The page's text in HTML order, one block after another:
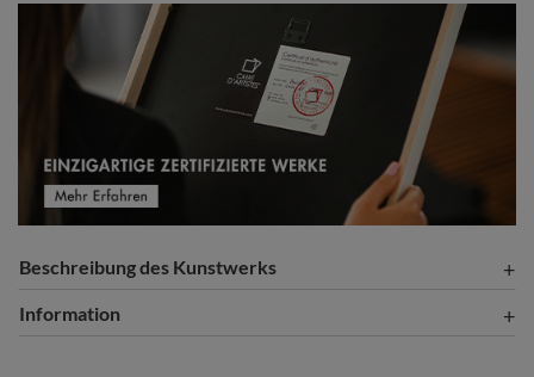
Beschreibung des Kunstwerks
Information